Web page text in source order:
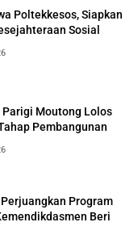
Poltekkesos, Siapkan
Sosial
Parigi Moutong Lolos
Pembangunan
Program
Beri